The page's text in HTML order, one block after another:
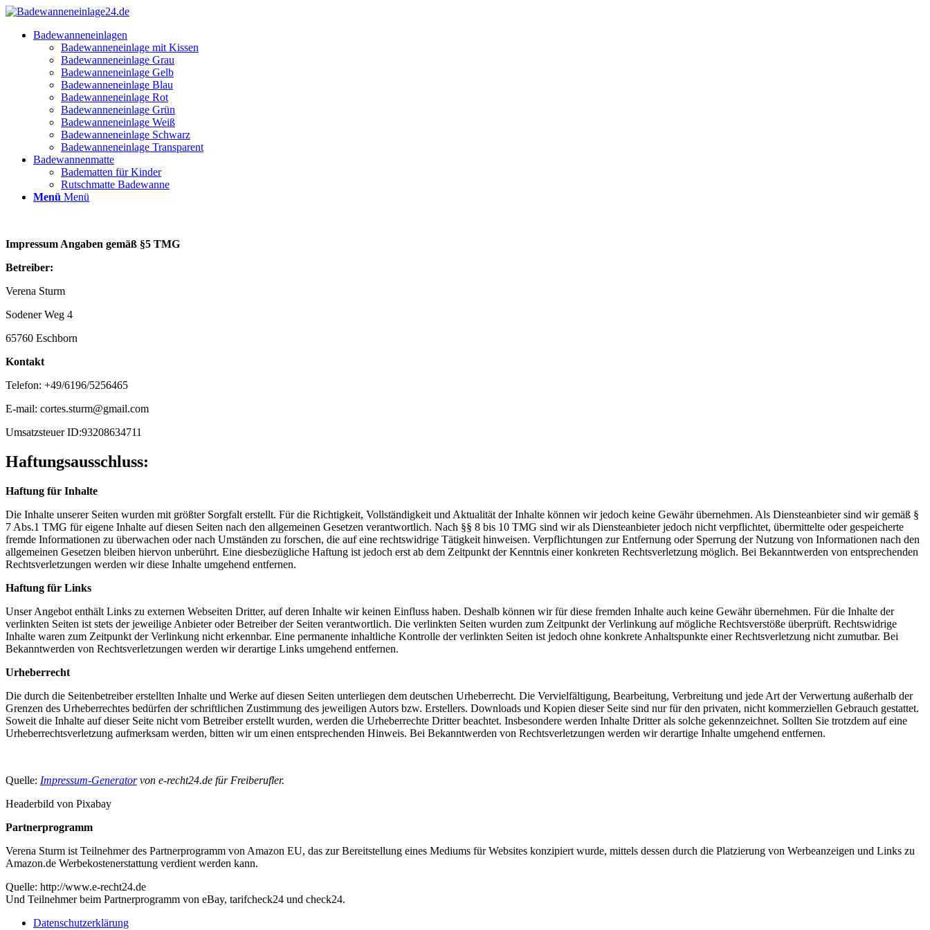
Badewanneneinlagen
Badewanneneinlage mit Kissen
Badewanneneinlage Grau
Badewanneneinlage Gelb
Badewanneneinlage Blau
Badewanneneinlage Rot
Badewanneneinlage Grün
Badewanneneinlage Weiß
Badewanneneinlage Schwarz
Badewanneneinlage Transparent
Badewannenmatte
Badematten für Kinder
Rutschmatte Badewanne
Menü Menü
Impressum Angaben gemäß §5 TMG
Betreiber:
Verena Sturm
Sodener Weg 4
65760 Eschborn
Kontakt
Telefon: +49/6196/5256465
E-mail: cortes.sturm@gmail.com
Umsatzsteuer ID:93208634711
Haftungsausschluss:
Haftung für Inhalte
Die Inhalte unserer Seiten wurden mit größter Sorgfalt erstellt. Für die Richtigkeit, Vollständigkeit und Aktualität der Inhalte können wir jedoch keine Gewähr übernehmen. Als Diensteanbieter sind wir gemäß §
7 Abs.1 TMG für eigene Inhalte auf diesen Seiten nach den allgemeinen Gesetzen verantwortlich. Nach §§ 8 bis 10 TMG sind wir als Diensteanbieter jedoch nicht verpflichtet, übermittelte oder gespeicherte
fremde Informationen zu überwachen oder nach Umständen zu forschen, die auf eine rechtswidrige Tätigkeit hinweisen. Verpflichtungen zur Entfernung oder Sperrung der Nutzung von Informationen nach den
allgemeinen Gesetzen bleiben hiervon unberührt. Eine diesbezügliche Haftung ist jedoch erst ab dem Zeitpunkt der Kenntnis einer konkreten Rechtsverletzung möglich. Bei Bekanntwerden von entsprechenden
Rechtsverletzungen werden wir diese Inhalte umgehend entfernen.
Haftung für Links
Unser Angebot enthält Links zu externen Webseiten Dritter, auf deren Inhalte wir keinen Einfluss haben. Deshalb können wir für diese fremden Inhalte auch keine Gewähr übernehmen. Für die Inhalte der
verlinkten Seiten ist stets der jeweilige Anbieter oder Betreiber der Seiten verantwortlich. Die verlinkten Seiten wurden zum Zeitpunkt der Verlinkung auf mögliche Rechtsverstöße überprüft. Rechtswidrige
Inhalte waren zum Zeitpunkt der Verlinkung nicht erkennbar. Eine permanente inhaltliche Kontrolle der verlinkten Seiten ist jedoch ohne konkrete Anhaltspunkte einer Rechtsverletzung nicht zumutbar. Bei
Bekanntwerden von Rechtsverletzungen werden wir derartige Links umgehend entfernen.
Urheberrecht
Die durch die Seitenbetreiber erstellten Inhalte und Werke auf diesen Seiten unterliegen dem deutschen Urheberrecht. Die Vervielfältigung, Bearbeitung, Verbreitung und jede Art der Verwertung außerhalb der
Grenzen des Urheberrechtes bedürfen der schriftlichen Zustimmung des jeweiligen Autors bzw. Erstellers. Downloads und Kopien dieser Seite sind nur für den privaten, nicht kommerziellen Gebrauch gestattet.
Soweit die Inhalte auf dieser Seite nicht vom Betreiber erstellt wurden, werden die Urheberrechte Dritter beachtet. Insbesondere werden Inhalte Dritter als solche gekennzeichnet. Sollten Sie trotzdem auf eine
Urheberrechtsverletzung aufmerksam werden, bitten wir um einen entsprechenden Hinweis. Bei Bekanntwerden von Rechtsverletzungen werden wir derartige Inhalte umgehend entfernen.
Quelle: Impressum-Generatorvon e-recht24.de für Freiberufler.
Headerbild von Pixabay
Partnerprogramm
Verena Sturm ist Teilnehmer des Partnerprogramm von Amazon EU, das zur Bereitstellung eines Mediums für Websites konzipiert wurde, mittels dessen durch die Platzierung von Werbeanzeigen und Links zu
Amazon.de Werbekostenerstattung verdient werden kann.
Quelle: http://www.e-recht24.de
Und Teilnehmer beim Partnerprogramm von eBay, tarifcheck24 und check24.
Datenschutzerklärung